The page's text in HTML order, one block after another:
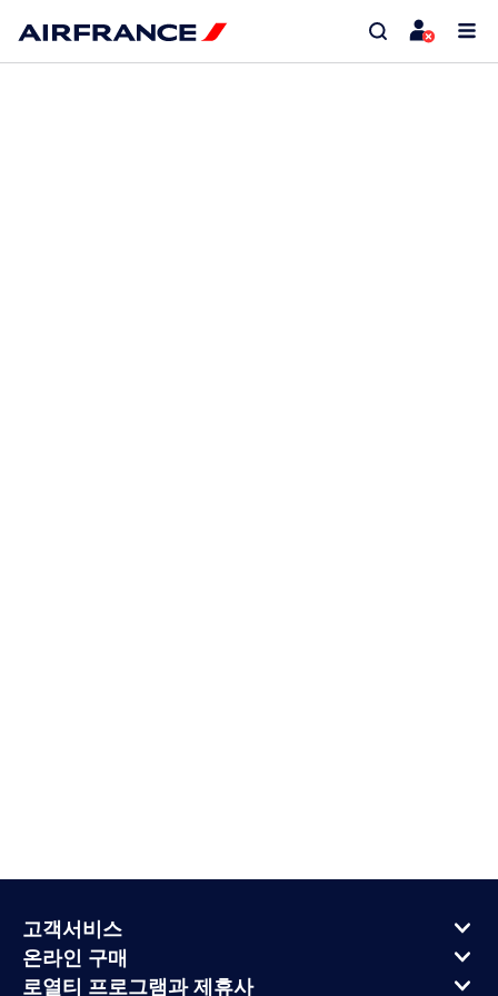
고객서비스
온라인 구매
로열티 프로그램과 제휴사